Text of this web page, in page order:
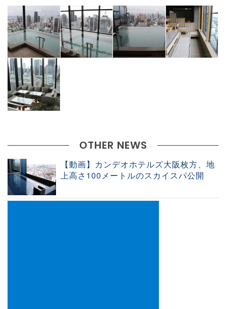
OTHER NEWS
【動画】カンデオホテルズ大阪枚方、地
上高さ100メートルのスカイスパ公開